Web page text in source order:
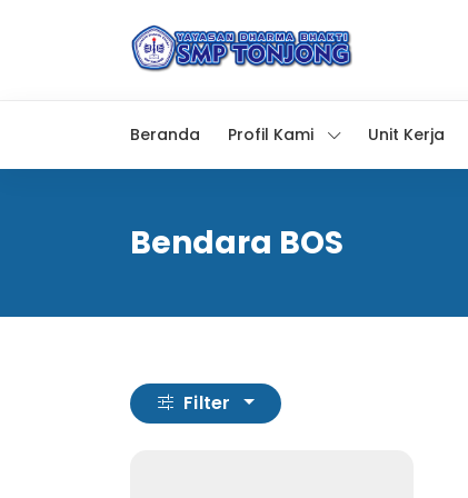
Beranda Profil Kami Unit Kerja
Bendara BOS
Filter